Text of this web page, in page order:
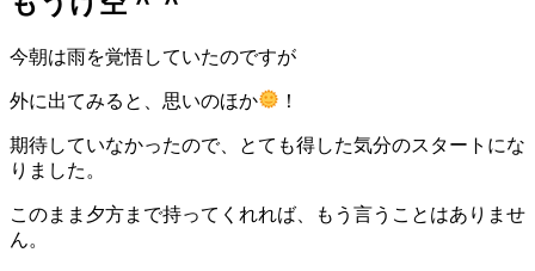
今朝は雨を覚悟していたのですが
外に出てみると、思いのほか ！
期待していなかったので、とても得した気分のスタートにな
りました。
このまま夕方まで持ってくれれば、もう言うことはありませ
ん。